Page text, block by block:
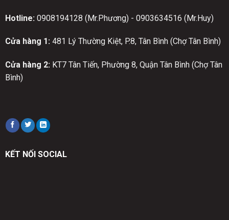
Hotline: 0908194128 (Mr.Phương) - 0903634516 (Mr.Huy)
Cửa hàng 1:481 Lý Thường Kiệt, P.8, Tân Bình (Chợ Tân Bình)
Cửa hàng 2:KT7 Tân Tiến, Phường 8, Quận Tân Bình (Chợ Tân
Bình)
KẾT NỐI SOCIAL